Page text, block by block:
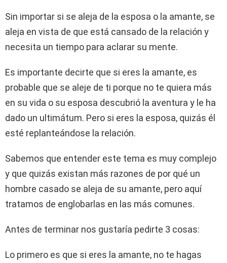
Sin importar si se aleja de la esposa o la amante, se
aleja en vista de que está cansado de la relación y
necesita un tiempo para aclarar su mente.
Es importante decirte que si eres la amante, es
probable que se aleje de ti porque no te quiera más
en su vida o su esposa descubrió la aventura y le ha
dado un ultimátum. Pero si eres la esposa, quizás él
esté replanteándose la relación.
Sabemos que entender este tema es muy complejo
y que quizás existan más razones de por qué un
hombre casado se aleja de su amante, pero aquí
tratamos de englobarlas en las más comunes.
Antes de terminar nos gustaría pedirte 3 cosas:
Lo primero es que si eres la amante, no te hagas